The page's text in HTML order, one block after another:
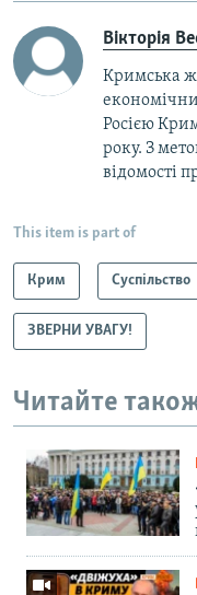
Вікторія
Кримська
Росією
року. З
відомості
This item is part of
Крим Суспільство
ЗВЕРНИ УВАГУ!
Читайте